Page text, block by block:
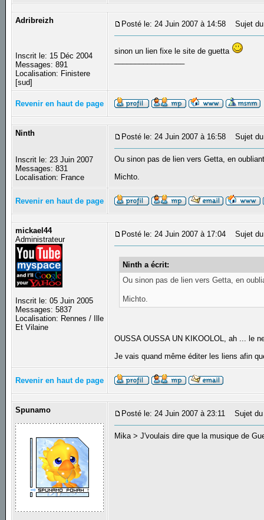
Adribreizh
Inscrit le: 15 Déc 2004
Messages: 891
Localisation: Finistere
[sud]
Posté le: 24 Juin 2007 à 14:58 Sujet
sinon un lien fixe le site de guetta
Revenir en haut de page
Ninth
Inscrit le: 23 Juin 2007
Messages: 831
Localisation: France
Posté le: 24 Juin 2007 à 16:58 Sujet
Ou sinon pas de lien vers Getta, en
Michto.
Revenir en haut de page
mickael44
Administrateur
Inscrit le: 05 Juin 2005
Messages: 5837
Localisation: Rennes / Ille
Et Vilaine
Posté le: 24 Juin 2007 à 17:04 Sujet
Ninth a écrit:
Ou sinon pas de lien vers Getta, en
Michto.
OUSSA OUSSA UN KIKOOLOL, ah ... le
Je vais quand même éditer les liens afin
Revenir en haut de page
Spunamo Posté le: 24 Juin 2007 à 23:11 Sujet du
Mika > J'voulais dire que la musique de